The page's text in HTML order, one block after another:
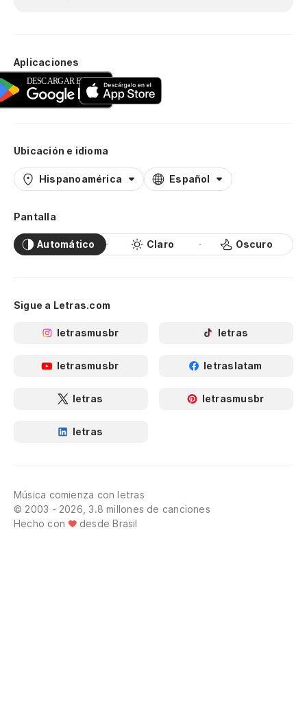
Aplicaciones
Ubicación e idioma
Hispanoamérica Español
Pantalla
Automático Claro Oscuro
Sigue a Letras.com
letrasmusbr letras
letrasmusbr letraslatam
letras letrasmusbr
letras
Música comienza con letras
© 2003 - 2026, 3.8 millones de canciones
Hecho con
desde Brasil